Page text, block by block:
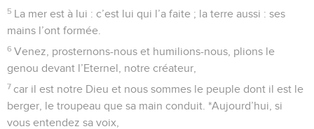
5 La mer est à lui : c’est lui qui l’a faite ; la terre aussi : ses
mains l’ont formée.
6 Venez, prosternons-nous et humilions-nous, plions le
genou devant l’Eternel, notre créateur,
7 car il est notre Dieu et nous sommes le peuple dont il est le
berger, le troupeau que sa main conduit. *Aujourd’hui, si
vous entendez sa voix,